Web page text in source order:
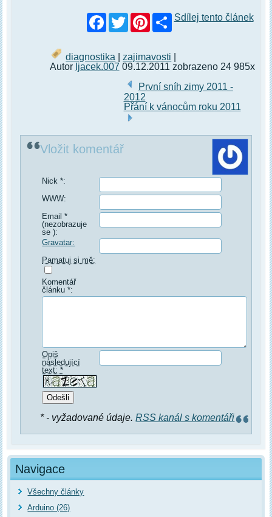
Facebook
TwitterPinterestSdílej tento článek
diagnostika zajimavosti
Autor Ijacek.007 09.12.2011 zobrazeno 24 985x
První sníh zimy 2011 -
2012
Přání k vánocům roku 2011
Vložit komentář
Nick *:
WWW:
Email *
(nezobrazuje
se ):
Gravatar:
Pamatuj si mě:
Komentář
článku *:
Opiš
následující
text: *
* - vyžadované údaje.RSS kanál s komentáři
Navigace
Všechny články
Arduino (26)